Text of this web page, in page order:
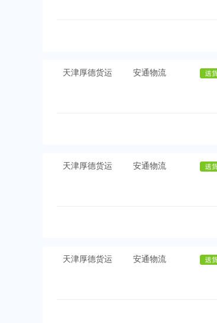
天津厚德货运 安通物流
天津厚德货运 安通物流
天津厚德货运 安通物流